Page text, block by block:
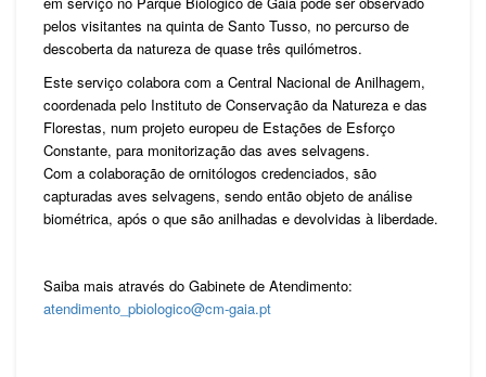
pelos visitantes na quinta de Santo Tusso, no percurso de
descoberta da natureza de quase três quilómetros.
Este serviço colabora com a Central Nacional de Anilhagem,
coordenada pelo Instituto de Conservação da Natureza e das
Florestas, num projeto europeu de Estações de Esforço
Constante, para monitorização das aves selvagens.
Com a colaboração de ornitólogos credenciados, são
capturadas aves selvagens, sendo então objeto de análise
biométrica, após o que são anilhadas e devolvidas à liberdade.
Saiba mais através do Gabinete de Atendimento:
atendimento_pbiologico@cm-gaia.pt